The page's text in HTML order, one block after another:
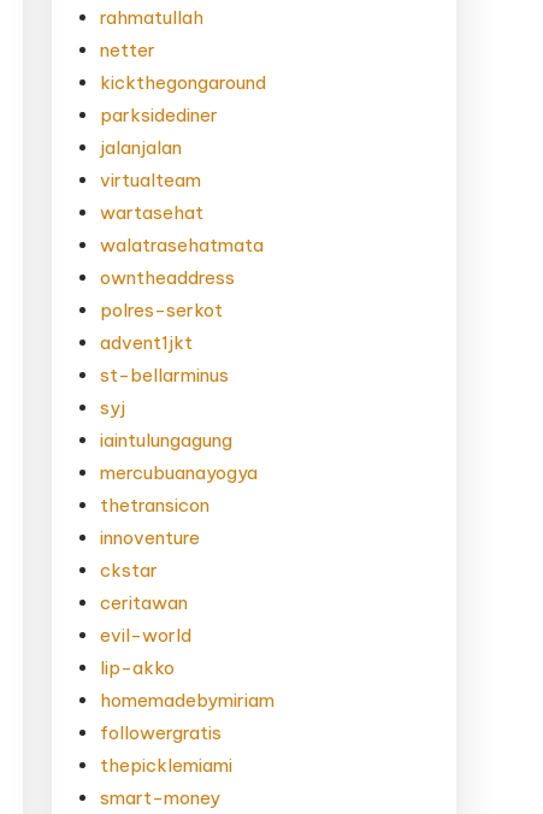
rahmatullah
netter
kickthegongaround
parksidediner
jalanjalan
virtualteam
wartasehat
walatrasehatmata
owntheaddress
polres-serkot
advent1jkt
st-bellarminus
syj
iaintulungagung
mercubuanayogya
thetransicon
innoventure
ckstar
ceritawan
evil-world
lip-akko
homemadebymiriam
followergratis
thepicklemiami
smart-money